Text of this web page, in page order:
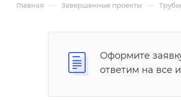
Главная — Завершенные проекты — Трубы
Оформите
ответим на все